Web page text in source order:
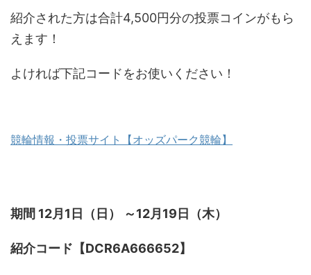
紹介された方は合計4,500円分の投票コインがもら
えます！
よければ下記コードをお使いください！
競輪情報・投票サイト【オッズパーク競輪】
期間 12月1日（日） ～12月19日（木）
紹介コード【DCR6A666652】